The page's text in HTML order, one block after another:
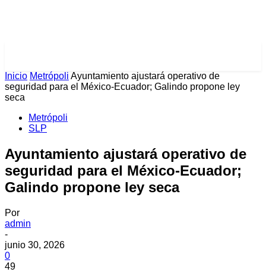
Inicio Metrópoli Ayuntamiento ajustará operativo de
seguridad para el México-Ecuador; Galindo propone ley
seca
Metrópoli
SLP
Ayuntamiento ajustará operativo de
seguridad para el México-Ecuador;
Galindo propone ley seca
Por
admin
-
junio 30, 2026
0
49